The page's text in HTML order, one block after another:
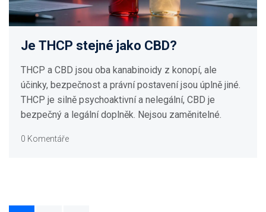
Je THCP stejné jako CBD?
THCP a CBD jsou oba kanabinoidy z konopí, ale
účinky, bezpečnost a právní postavení jsou úplně jiné.
THCP je silně psychoaktivní a nelegální, CBD je
bezpečný a legální doplněk. Nejsou zaměnitelné.
0 Komentáře